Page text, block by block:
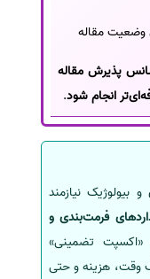
وضعیت مقاله
پذیرش مقاله
انجام شود.
نیازمند
فرمت‌بندی و
تضمینی»
وقت، هزینه و حتی